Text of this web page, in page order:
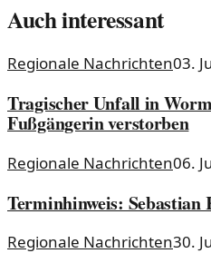
Auch interessant
Regionale Nachrichten03.
Tragischer Unfall in
Fußgängerin verstorben
Regionale Nachrichten06.
Terminhinweis: Sebastian
Regionale Nachrichten30.